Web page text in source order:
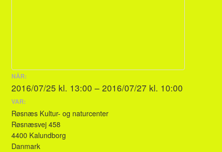
NÄR:
2016/07/25 kl. 13:00 – 2016/07/27 kl. 10:00
VAR:
Røsnæs Kultur- og naturcenter
Røsnæsvej 458
4400 Kalundborg
Danmark